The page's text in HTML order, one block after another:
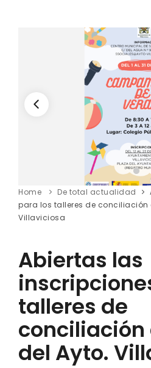
Home De total actualidad
para los talleres de conciliación
Villaviciosa
Abiertas las
talleres de
conciliación
del Ayto.